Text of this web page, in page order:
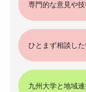
専門的な意見や
ひとまず相談し
九州大学と地域